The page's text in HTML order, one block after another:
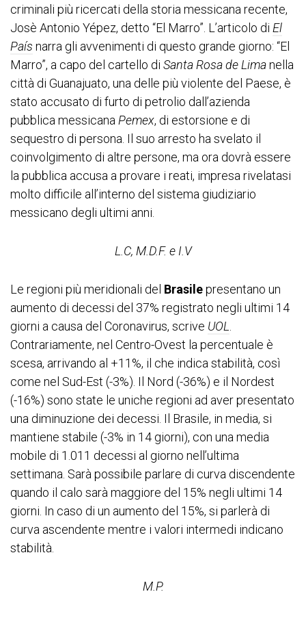
criminali più ricercati della storia messicana recente,
Josè Antonio Yépez, detto “El Marro”. L’articolo di El
País narra gli avvenimenti di questo grande giorno: “El
Marro”, a capo del cartello di Santa Rosa de Limanella
città di Guanajuato, una delle più violente del Paese, è
stato accusato di furto di petrolio dall’azienda
pubblica messicanaPemex, di estorsione e di
sequestro di persona. Il suo arresto ha svelato il
coinvolgimento di altre persone, ma ora dovrà essere
la pubblica accusa a provare i reati, impresa rivelatasi
molto difficile all’interno del sistema giudiziario
messicano degli ultimi anni.
L.C, M.D.F. e I.V
Le regioni più meridionali del Brasilepresentano un
aumento di decessi del 37% registrato negli ultimi 14
giorni a causa del Coronavirus, scrive UOL
Contrariamente, nel Centro-Ovest la percentuale è
scesa, arrivando al +11%, il che indica stabilità, così
come nel Sud-Est (-3%). Il Nord (-36%) e il Nordest
(-16%) sono state le uniche regioni ad aver presentato
una diminuzione dei decessi. Il Brasile, in media, si
mantiene stabile (-3% in 14 giorni), con una media
mobile di 1.011 decessi al giorno nell’ultima
settimana. Sarà possibile parlare di curva discendente
quando il calo sarà maggiore del 15% negli ultimi 14
giorni. In caso di un aumento del 15%, si parlerà di
curva ascendente mentre i valori intermedi indicano
stabilità.
M.P.